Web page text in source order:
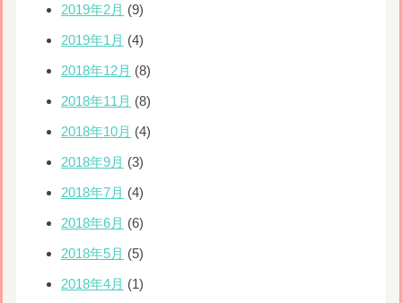
2019年2月 (9)
2019年1月 (4)
2018年12月 (8)
2018年11月 (8)
2018年10月 (4)
2018年9月 (3)
2018年7月 (4)
2018年6月 (6)
2018年5月 (5)
2018年4月 (1)